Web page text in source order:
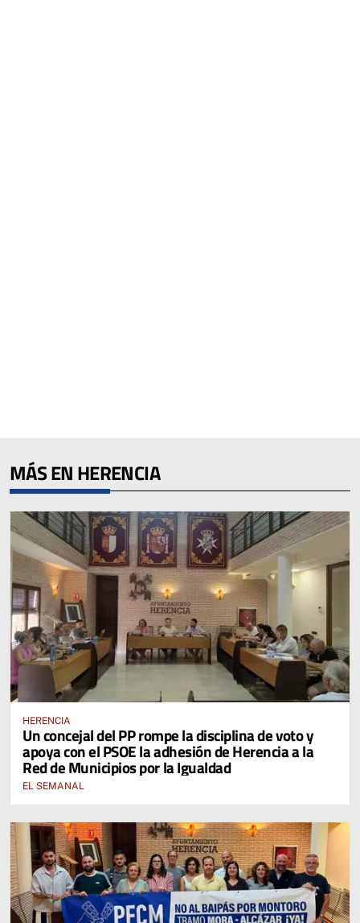
MÁS EN HERENCIA
HERENCIA
Un concejal del PP rompe la disciplina de voto y
apoya con el PSOE la adhesión de Herencia a la
Red de Municipios por la Igualdad
EL SEMANAL